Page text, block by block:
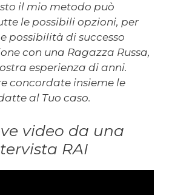
il mio metodo può
le possibili opzioni, per
possibilità di successo
con una Ragazza Russa,
esperienza di anni.
concordate insieme le
al Tuo caso.
video da una
RAI